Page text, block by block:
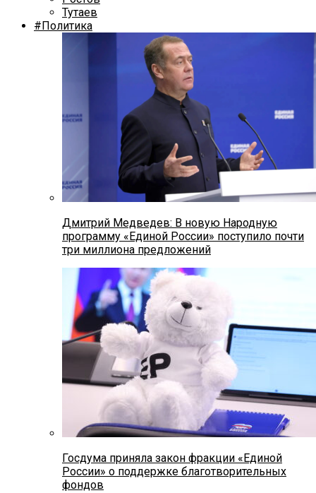
Тутаев
#Политика
Дмитрий Медведев: В новую Народную
программу «Единой России» поступило почти
три миллиона предложений
Госдума приняла закон фракции «Единой
России» о поддержке благотворительных
фондов